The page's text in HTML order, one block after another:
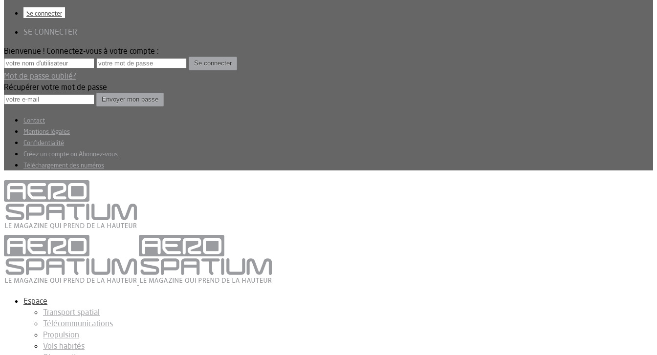
Se connecter
SE CONNECTER
Bienvenue ! Connectez-vous à votre compte :
Mot de passe oublié?
Récupérer votre mot de passe
Contact
Mentions légales
Confidentialité
Créez un compte ou Abonnez-vous
Téléchargement des numéros
Espace
Transport spatial
Télécommunications
Propulsion
Vols habités